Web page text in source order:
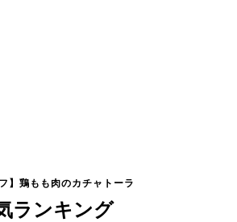
】鶏もも肉のカチャトーラ
ランキング